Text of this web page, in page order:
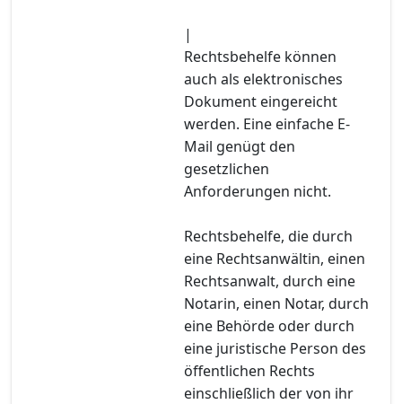
|
Rechtsbehelfe können
auch als elektronisches
Dokument eingereicht
werden. Eine einfache E-
Mail genügt den
gesetzlichen
Anforderungen nicht.
Rechtsbehelfe, die durch
eine Rechtsanwältin, einen
Rechtsanwalt, durch eine
Notarin, einen Notar, durch
eine Behörde oder durch
eine juristische Person des
öffentlichen Rechts
einschließlich der von ihr